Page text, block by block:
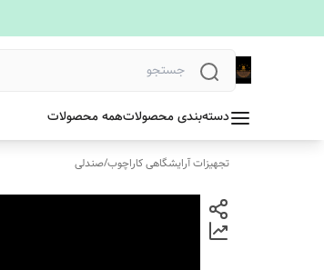
دسته‌بندی محصولاتهمه محصولات
تجهیزات آرایشگاهی کاراچوب/صندلی